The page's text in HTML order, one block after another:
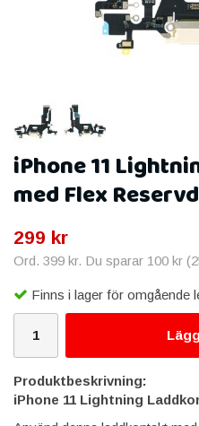
iPhone 11
med Flex
299 kr
Ord. 399 kr. Du sparar 100 kr (
Finns i lager för omgående
Produktbeskrivning:
iPhone 11 Lightning